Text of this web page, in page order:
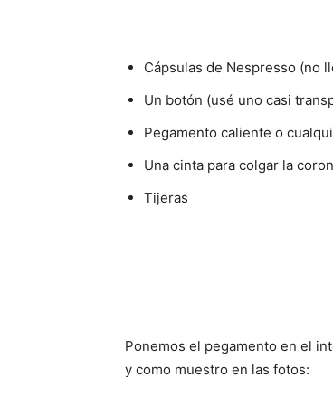
Cápsulas de Nespresso (no
Un botón (usé uno casi
Pegamento caliente o
Una cinta para colgar la
Tijeras
Ponemos el pegamento en el
y como muestro en las fotos: